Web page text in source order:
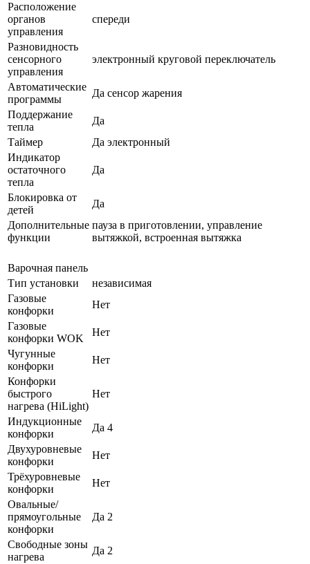
Расположение
органов
управления
спереди
Разновидность
сенсорного
управления
электронный круговой переключатель
Автоматические
программы
Да сенсор жарения
Поддержание
тепла
Да
Таймер
Да электронный
Индикатор
остаточного
тепла
Да
Блокировка от
детей
Да
Дополнительные
функции
пауза в приготовлении, управление
вытяжкой, встроенная вытяжка
Варочная панель
Тип установки
независимая
Газовые
конфорки
Нет
Газовые
конфорки WOK
Нет
Чугунные
конфорки
Нет
Конфорки
быстрого
нагрева (HiLight)
Нет
Индукционные
конфорки
Да 4
Двухуровневые
конфорки
Нет
Трёхуровневые
конфорки
Нет
Овальные/
прямоугольные
конфорки
Да 2
Свободные зоны
нагрева
Да 2